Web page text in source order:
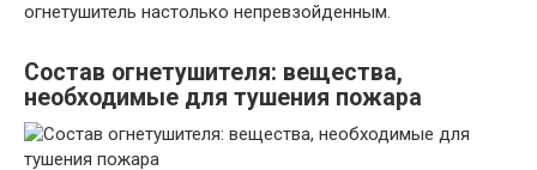
огнетушитель настолько непревзойденным.
Состав огнетушителя: вещества,
необходимые для тушения пожара